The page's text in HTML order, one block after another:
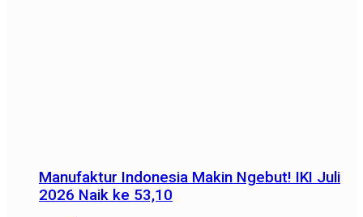
Manufaktur Indonesia Makin Ngebut! IKI Juli
2026 Naik ke 53,10